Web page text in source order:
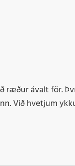
ræður ávalt för.
Við hvetjum